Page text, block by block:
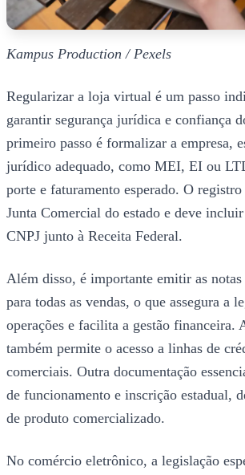
Kampus Production / Pexels
Regularizar a loja virtual é um passo
garantir segurança jurídica e confiança
primeiro passo é formalizar a empresa,
jurídico adequado, como MEI, EI ou
porte e faturamento esperado. O
Junta Comercial do estado e deve
CNPJ junto à Receita Federal.
Além disso, é importante emitir as
para todas as vendas, o que assegura a
operações e facilita a gestão financeira.
também permite o acesso a linhas de
comerciais. Outra documentação
de funcionamento e inscrição estadual,
de produto comercializado.
No comércio eletrônico, a legislação